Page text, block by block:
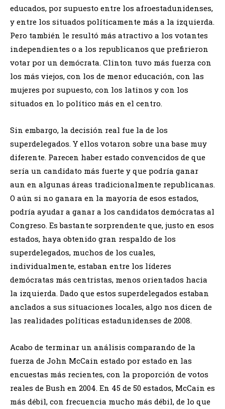
educados, por supuesto entre los afroestadunidenses,
y entre los situados políticamente más a la izquierda.
Pero también le resultó más atractivo a los votantes
independientes o a los republicanos que prefirieron
votar por un demócrata. Clinton tuvo más fuerza con
los más viejos, con los de menor educación, con las
mujeres por supuesto, con los latinos y con los
situados en lo político más en el centro.
Sin embargo, la decisión real fue la de los
superdelegados. Y ellos votaron sobre una base muy
diferente. Parecen haber estado convencidos de que
sería un candidato más fuerte y que podría ganar
aun en algunas áreas tradicionalmente republicanas.
O aún si no ganara en la mayoría de esos estados,
podría ayudar a ganar a los candidatos demócratas al
Congreso. Es bastante sorprendente que, justo en esos
estados, haya obtenido gran respaldo de los
superdelegados, muchos de los cuales,
individualmente, estaban entre los líderes
demócratas más centristas, menos orientados hacia
la izquierda. Dado que estos superdelegados estaban
anclados a sus situaciones locales, algo nos dicen de
las realidades políticas estadunidenses de 2008.
Acabo de terminar un análisis comparando de la
fuerza de John McCain estado por estado en las
encuestas más recientes, con la proporción de votos
reales de Bush en 2004. En 45 de 50 estados, McCain es
más débil, con frecuencia mucho más débil, de lo que